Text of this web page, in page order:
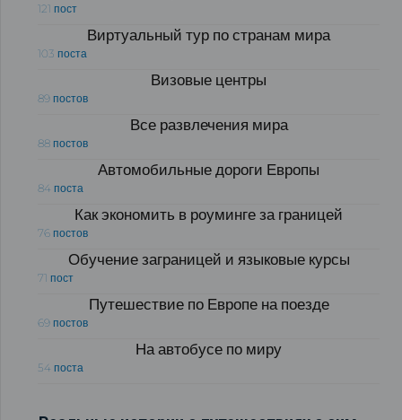
121 пост
Виртуальный тур по странам мира
103 поста
Визовые центры
89 постов
Все развлечения мира
88 постов
Автомобильные дороги Европы
84 поста
Как экономить в роуминге за границей
76 постов
Обучение заграницей и языковые курсы
71 пост
Путешествие по Европе на поезде
69 постов
На автобусе по миру
54 поста